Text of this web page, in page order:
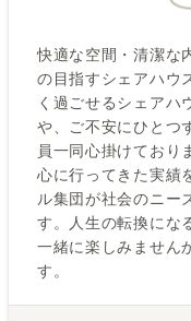
快適な空間・清潔な
の目指すシェアハウ
く過ごせるシェアハ
や、ご不安にひとつ
員一同心掛けており
心に行ってきた実績
ル集団が社会のニー
す。人生の転換にな
一緒に楽しみません
す。